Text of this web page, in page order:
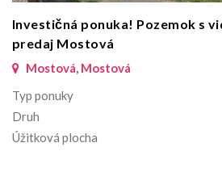
Investičná ponuka! Pozemok s
predaj Mostová
Mostová, Mostová
Typ ponuky
Druh
Úžitková plocha